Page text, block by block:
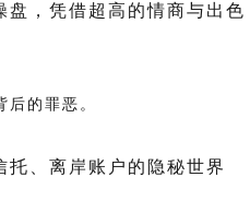
，凭借超高的情商与出色
的罪恶。
托、离岸账户的隐秘世界